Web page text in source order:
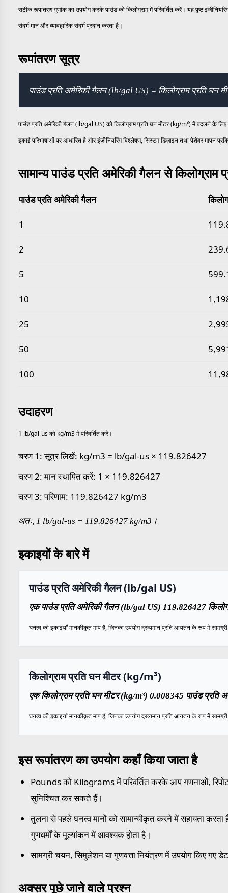
सटीक रूपांतरण गुणांक का उपयोग करके पाउंड को किलोग्राम में परिवर्तित करें। यह पृष्ठ
संदर्भ मान और व्यावहारिक संदर्भ प्रदान करता है।
रूपांतरण सूत्र
पाउंड प्रति अमेरिकी गैलन (lb/gal US) = किलोग्राम प्रति घन
पाउंड प्रति अमेरिकी गैलन (lb/gal US) को किलोग्राम प्रति घन मीटर (kg/m³) में बदलने के
इकाई परिभाषाओं पर आधारित है और इंजीनियरिंग विश्लेषण, सिस्टम डिज़ाइन तथा पेशेवर मापन
सामान्य पाउंड प्रति अमेरिकी गैलन से किलोग्राम
सामान्य पाउंड प्रति अमेरिकी गैलन से किलोग्राम प्रति घन मीटर मान
पाउंड प्रति अमेरिकी गैलन
1
2
5
10
25
50
100
उदाहरण
1 lb/gal-us को kg/m3 में परिवर्तित करें।
चरण 1: सूत्र लिखें: kg/m3 = lb/gal-us × 119.826427
चरण 2: मान स्थापित करें: 1 × 119.826427
चरण 3: परिणाम: 119.826427 kg/m3
अतः, 1 lb/gal-us = 119.826427 kg/m3।
इकाइयों के बारे में
पाउंड प्रति अमेरिकी गैलन (lb/gal US)
एक पाउंड प्रति अमेरिकी गैलन (lb/gal US) 119.826427
घनत्व की इकाइयाँ मानकीकृत माप हैं, जिनका उपयोग द्रव्यमान प्रति आयतन के रूप में
किलोग्राम प्रति घन मीटर (kg/m³)
एक किलोग्राम प्रति घन मीटर (kg/m³) 0.008345 पाउंड प्रति
घनत्व की इकाइयाँ मानकीकृत माप हैं, जिनका उपयोग द्रव्यमान प्रति आयतन के रूप में
इस रूपांतरण का उपयोग कहाँ किया जाता है
Pounds को Kilograms में परिवर्तित करके आप गणनाओं,
सुनिश्चित कर सकते हैं।
तुलना से पहले घनत्व मानों को सामान्यीकृत करने में सहायता करता
गुणधर्मों के मूल्यांकन में आवश्यक होता है।
सामग्री चयन, सिमुलेशन या गुणवत्ता नियंत्रण में उपयोग किए गए
अक्सर पूछे जाने वाले प्रश्न